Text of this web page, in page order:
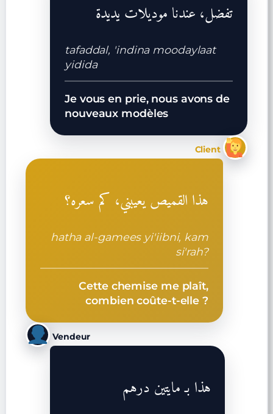
تفضل، عندنا موديلات يديدة
tafaddal, 'indina moodaylaat
yidida
Je vous en prie, nous avons de
nouveaux modèles
Client
هذا القميص يعيبني، كم سعره؟
hatha al-gamees yi'iibni, kam
si'rah?
Cette chemise me plaît,
combien coûte-t-elle ?
Vendeur
هذا بـ مايتين درهم